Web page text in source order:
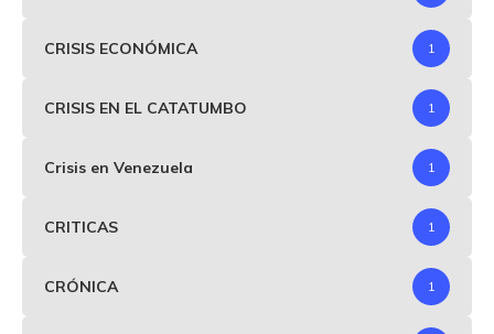
CRISIS ECONÓMICA 1
CRISIS EN EL CATATUMBO 1
Crisis en Venezuela 1
CRITICAS 1
CRÓNICA 1